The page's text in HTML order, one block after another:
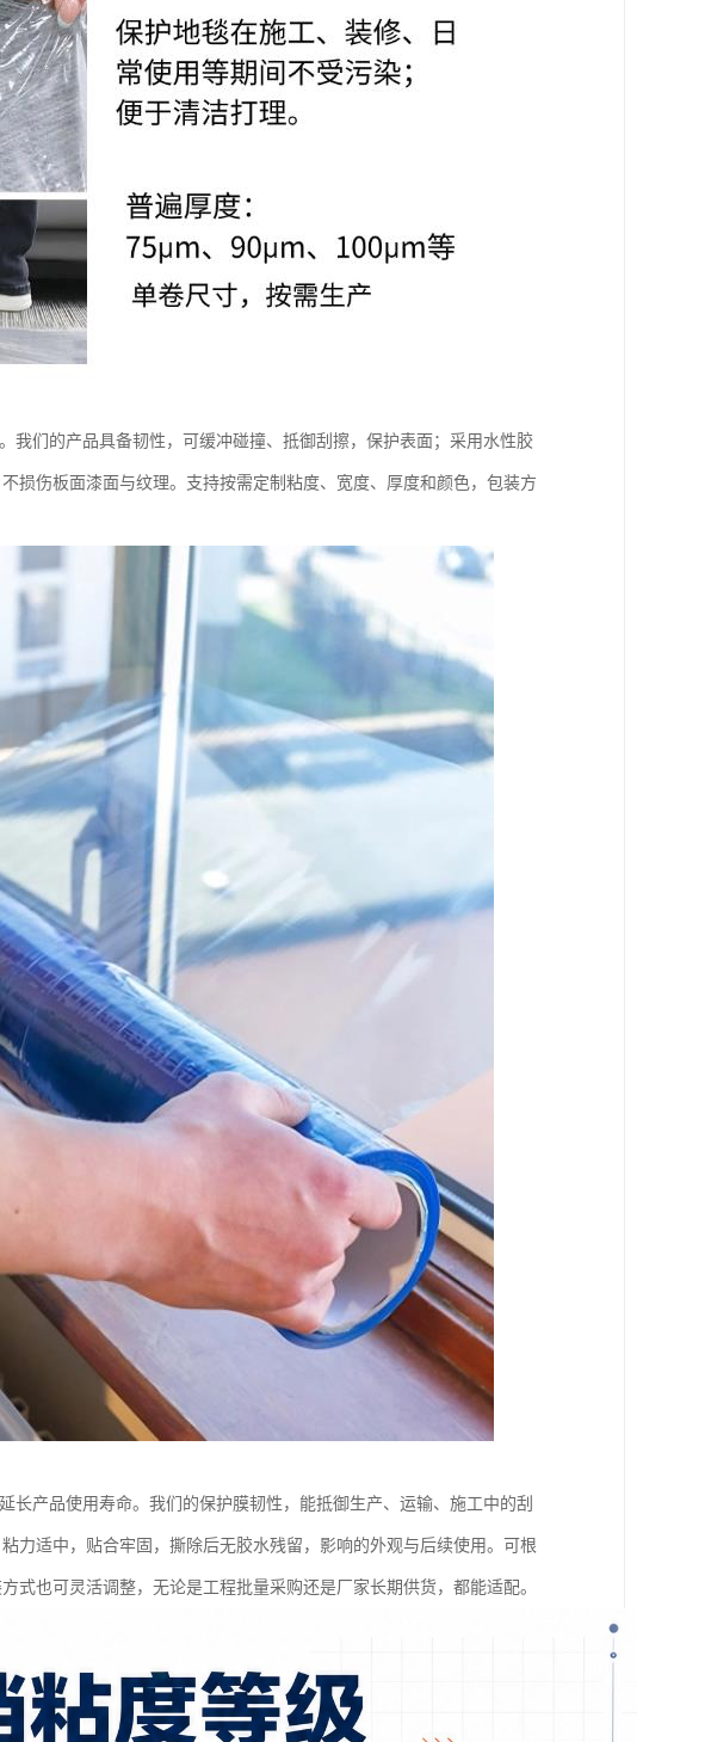
我们的产品具备韧性，可缓冲碰撞、抵御刮擦，保护表面；采用水性胶
损伤板面漆面与纹理。支持按需定制粘度、宽度、厚度和颜色，包装方
长产品使用寿命。我们的保护膜韧性，能抵御生产、运输、施工中的刮
力适中，贴合牢固，撕除后无胶水残留，影响的外观与后续使用。可根
式也可灵活调整，无论是工程批量采购还是厂家长期供货，都能适配。